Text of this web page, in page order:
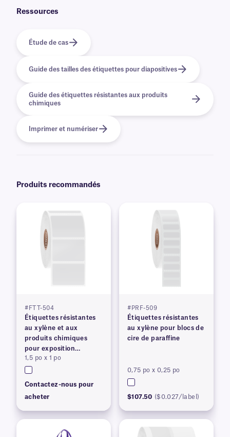
Ressources
Étude de cas
Guide des tailles des étiquettes pour diapositives
Guide des étiquettes résistantes aux produits
chimiques
Imprimer et numériser
Produits recommandés
#FTT-504
Étiquettes résistantes
au xylène et aux
produits chimiques
pour exposition
prolongée
1,5 po x 1 po
Contactez-nous pour
acheter
#PRF-509
Étiquettes résistantes
au xylène pour blocs de
cire de paraffine
0,75 po x 0,25 po
$107.50 ($0.027/label)